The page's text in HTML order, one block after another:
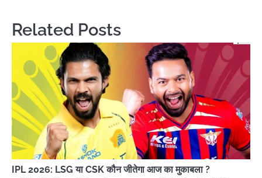
Related Posts
IPL 2026: LSG या CSK कौन जीतेगा आज का मुकाबला ?